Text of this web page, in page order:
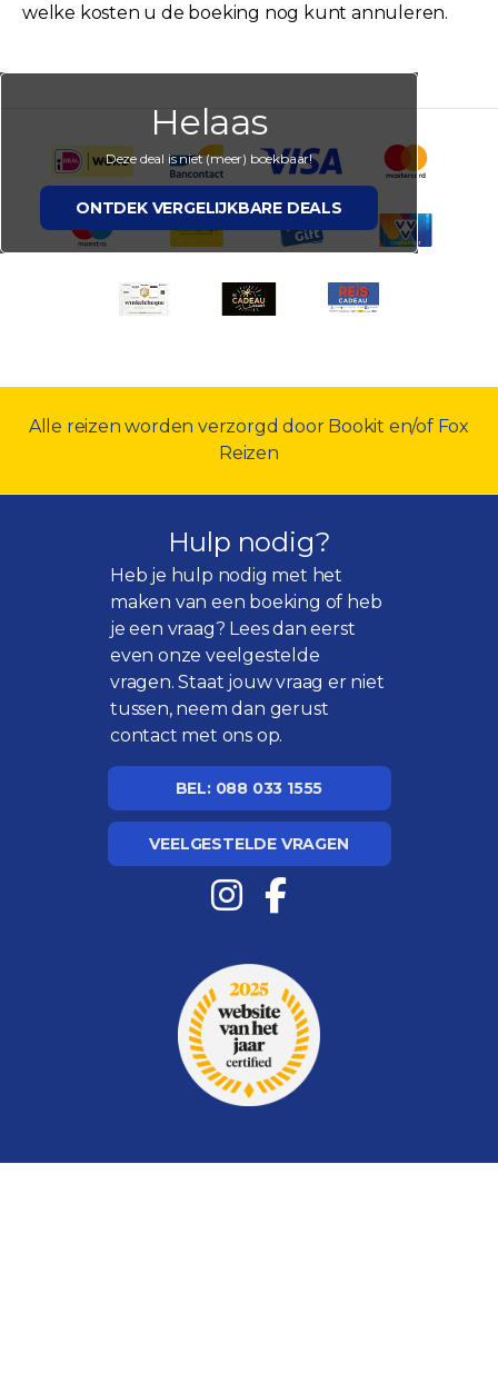
welke kosten u de boeking nog kunt annuleren.
Helaas
Deze deal is niet (meer) boekbaar!
ONTDEK VERGELIJKBARE DEALS
Alle reizen worden verzorgd door Bookit en/of Fox
Reizen
Hulp nodig?
Heb je hulp nodig met het
maken van een boeking of heb
je een vraag? Lees dan eerst
even onzeveelgestelde
vragen. Staat jouw vraag er niet
tussen, neem dan gerust
contact met ons op.
BEL: 088 033 1555
VEELGESTELDE VRAGEN